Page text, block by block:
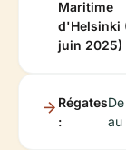
Maritime
d'Helsinki
juin 2025)
Régates
:
au